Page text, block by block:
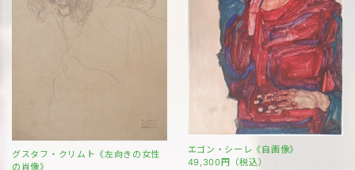
グスタフ・クリムト《左向きの女性
の肖像》
エゴン・シーレ《自画像》
49,300円（税込）